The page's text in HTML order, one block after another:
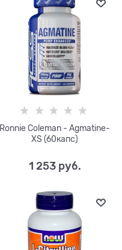
Ronnie Coleman - Agmatine-
XS (60капс)
1 253 руб.